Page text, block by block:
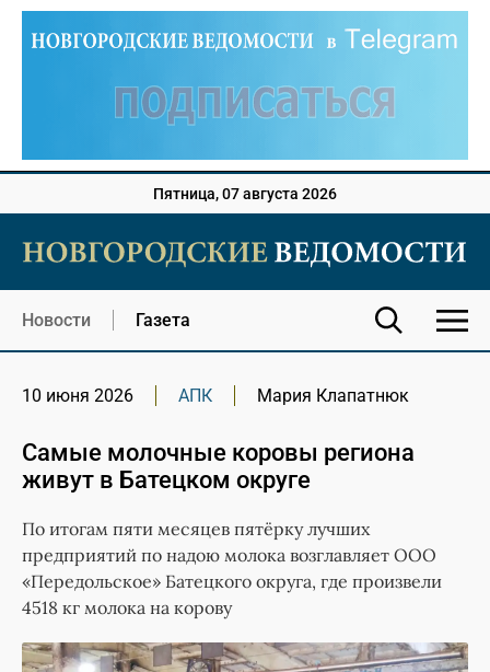
Пятница, 07 августа 2026
Новости Газета
10 июня 2026 АПК Мария Клапатнюк
Самые молочные коровы региона
живут в Батецком округе
По итогам пяти месяцев пятёрку лучших
предприятий по надою молока возглавляет ООО
«Передольское» Батецкого округа, где произвели
4518 кг молока на корову